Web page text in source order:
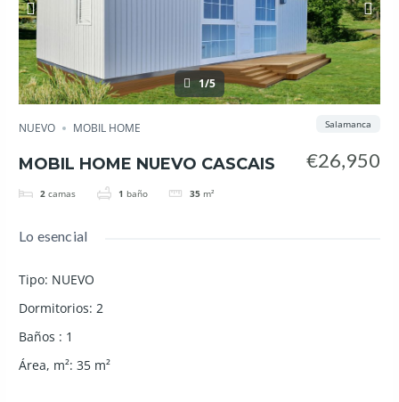
1/5
NUEVO MOBIL HOME
MOBIL HOME NUEVO CASCAIS
2 camas 1 baño 35 m²
€26,950
Salamanca
Lo esencial
Tipo: NUEVO
Dormitorios: 2
Baños : 1
Área, m²: 35 m²